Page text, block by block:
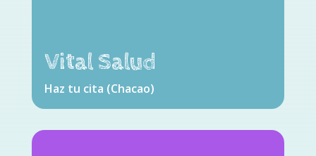
Vital Salud
Haz tu cita (Chacao)